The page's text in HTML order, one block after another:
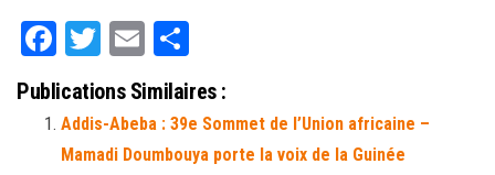
Fa
ce
bo
ok
T
tt
er
E
m
ail ag
er
Publications Similaires :
Addis-Abeba : 39e Sommet de l’Union africaine –
Mamadi Doumbouya porte la voix de la Guinée